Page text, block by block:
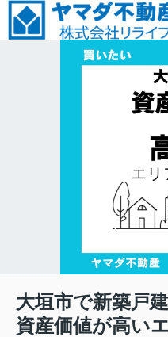
大垣市で新築戸
資産価値が高い